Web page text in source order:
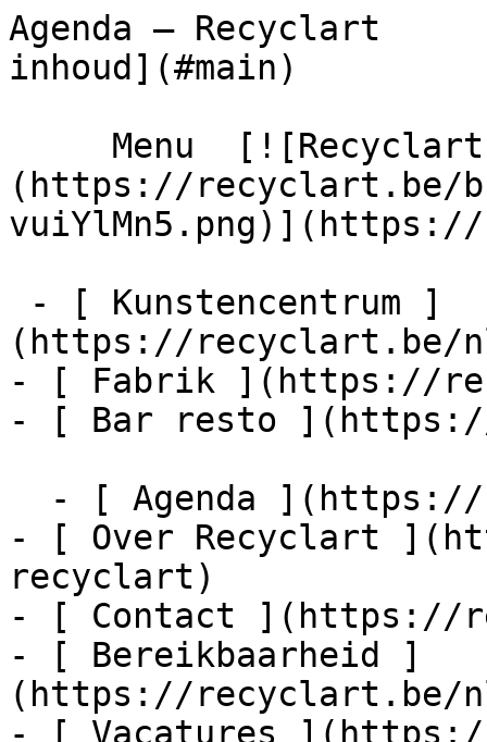
Agenda –
inhoud](#main)
(https://recyclart.be/
(https://recyclart.be/
- [ Fabrik ](https://
- [ Bar resto
- [ Over Recyclart
recyclart)
- [ Contact ](https://
- [ Bereikbaarheid ]
(https://recyclart.be/
- [ Vacatures